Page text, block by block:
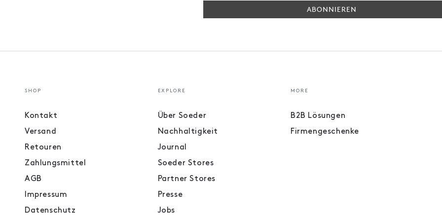
ABONNIEREN
SHOP
Kontakt
Versand
Retouren
Zahlungsmittel
AGB
Impressum
Datenschutz
EXPLORE
Über Soeder
Nachhaltigkeit
Journal
Soeder Stores
Partner Stores
Presse
Jobs
MORE
B2B Lösungen
Firmengeschenke